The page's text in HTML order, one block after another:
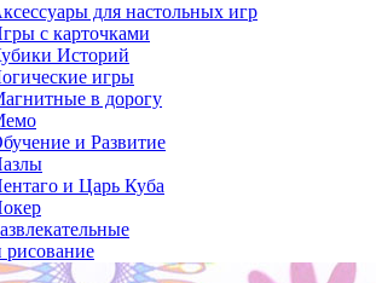
для настольных игр
с карточками
Историй
игры
в дорогу
и Развитие
и Царь Куба
рисование